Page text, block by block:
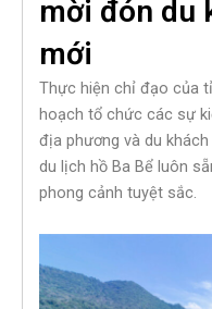
mời đón du
mới
Thực hiện chỉ đạo của
hoạch tổ chức các sự
địa phương và du
du lịch hồ Ba Bể luôn
phong cảnh tuyệt sắc.